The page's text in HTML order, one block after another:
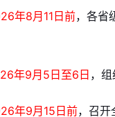
年8月11日前，各省
年9月5日至6日 ，组
年9月15日前，召开